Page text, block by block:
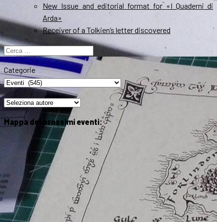
New Issue and editorial format for «I Quaderni di
Arda»
Receiver of a Tolkien’s letter discovered
Ricerca
per:
Categorie
Mappa dei prossimi eventi: